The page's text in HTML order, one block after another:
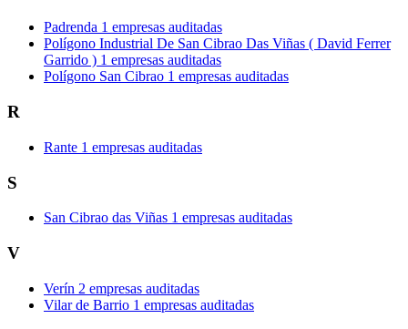
Padrenda 1 empresas auditadas
Polígono Industrial De San Cibrao Das Viñas ( David Ferrer
Garrido ) 1 empresas auditadas
Polígono San Cibrao 1 empresas auditadas
R
Rante 1 empresas auditadas
S
San Cibrao das Viñas 1 empresas auditadas
V
Verín 2 empresas auditadas
Vilar de Barrio 1 empresas auditadas